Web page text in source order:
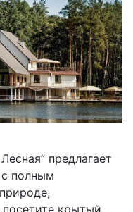
предлагает
с полным
посетите крытый